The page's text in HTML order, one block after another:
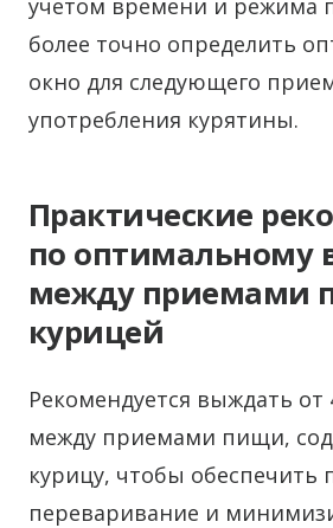
учетом времени и режима
более точно определить
окно для следующего
употребления курятины.
Практические
по оптимальному
между приемами
курицей
Рекомендуется выждать от
между приемами пищи,
курицу, чтобы обеспечить
переваривание и